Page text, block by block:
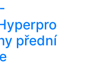
přední